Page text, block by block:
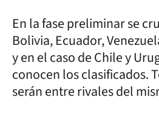
En la fase preliminar se
Bolivia, Ecuador,
y en el caso de Chile y
conocen los clasificados.
serán entre rivales del